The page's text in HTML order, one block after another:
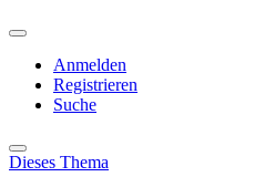
Anmelden
Registrieren
Suche
Dieses Thema